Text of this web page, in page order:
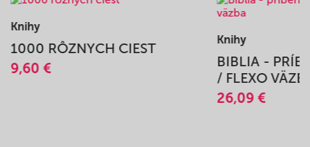
Knihy
1000 RÔZNYCH CIEST
9,60 €
Knihy
BIBLIA -
/ FLEXO
26,09 €